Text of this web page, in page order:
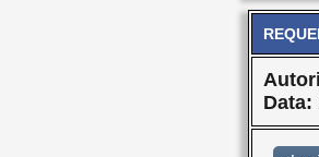
Data: